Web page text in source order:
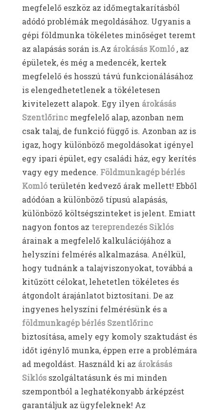
megfelelő eszköz az időmegtakarításból
adódó problémák megoldásához. Ugyanis a
gépi földmunka tökéletes minőséget teremt
az alapásás során is.Az árokásás Komló , az
épületek, és még a medencék, kertek
megfelelő és hosszú távú funkcionálásához
is elengedhetetlenek a tökéletesen
kivitelezett alapok. Egy ilyen árokásás
Szentlőrinc megfelelő alap, azonban nem
csak talaj, de funkció függő is. Azonban az is
igaz, hogy különböző megoldásokat igényel
egy ipari épület, egy családi ház, egy kerítés
vagy egy medence. Földmunkagép bérlés
Komló területén kedvező árak mellett! Ebből
adódóan a különböző típusú alapásás,
különböző költségszinteket is jelent. Emiatt
nagyon fontos az tereprendezés Siklós
árainak a megfelelő kalkulációjához a
helyszíni felmérés alkalmazása. Anélkül,
hogy tudnánk a talajviszonyokat, továbbá a
kitűzött célokat, lehetetlen tökéletes és
átgondolt árajánlatot biztosítani. De az
ingyenes helyszíni felmérésünk és a
földmunkagép bérlés Szentlőrinc
biztosítása, amely egy komoly szaktudást és
időt igénylő munka, éppen erre a problémára
ad megoldást. Használd ki az árokásás
Siklós szolgáltatásunk és mi minden
szempontból a leghatékonyabb árképzést
garantáljuk az ügyfeleknek! Az